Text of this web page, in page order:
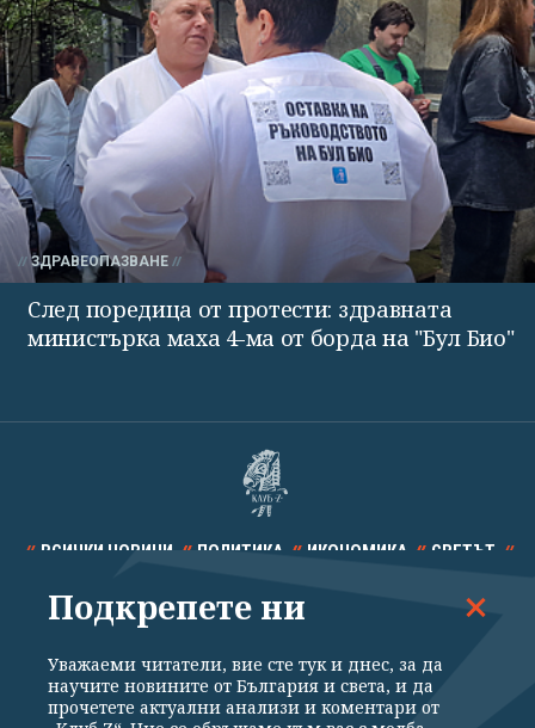
ЗДРАВЕОПАЗВАНЕ
След поредица от протести: здравната
министърка маха 4-ма от борда на "Бул Био"
ВСИЧКИ НОВИНИ ПОЛИТИКА ИКОНОМИКА СВЕТЪТ
СПОРТ КУЛТУРА ТЕХНОЛОГИИ КАЛЕЙДОСКОП
Подкрепете ни
Уважаеми читатели, вие сте тук и днес, за да
научите новините от България и света, и да
прочетете актуални анализи и коментари от